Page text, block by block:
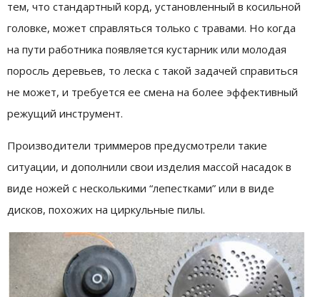
тем, что стандартный корд, установленный в косильной
головке, может справляться только с травами. Но когда
на пути работника появляется кустарник или молодая
поросль деревьев, то леска с такой задачей справиться
не может, и требуется ее смена на более эффективный
режущий инструмент.
Производители триммеров предусмотрели такие
ситуации, и дополнили свои изделия массой насадок в
виде ножей с несколькими “лепестками” или в виде
дисков, похожих на циркульные пилы.